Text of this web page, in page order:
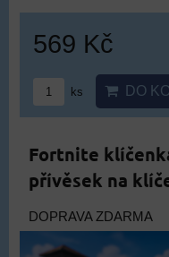
569 Kč
ks DO
Fortnite
přívěsek na
DOPRAVA ZDARMA